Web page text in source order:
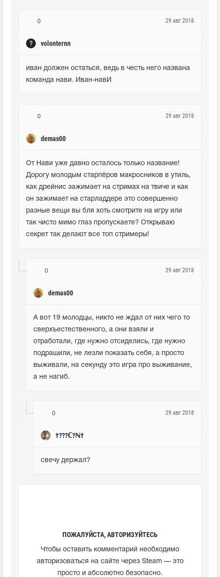
0
volonternn
29 авг 2018
иван должен остаться, ведь в честь него названа
команда нави. Иван-навИ
0
demas00
29 авг 2018
От Нави уже давно осталось только название!
Дорогу молодым старпёров макросников в утиль,
как дрейнис зажимает на стримах на твиче и как
он зажимает на старладдере это совершенно
разные вещи вы бля хоть смотрите на игру или
так чисто мимо глаз пропускаете? Открываю
секрет так делают все топ стримеры!
0
demas00
29 авг 2018
А вот 19 молодцы, никто не ждал от них чего то
сверхъестественного, а они взяли и
отработали, где нужно отсиделись, где нужно
подрашили, не лезли показать себя, а просто
выживали, на секунду это игра про выживание,
а не нагиб.
0
†???ℂ?ℕ†
29 авг 2018
свечу держал?
ПОЖАЛУЙСТА, АВТОРИЗУЙТЕСЬ
Чтобы оставить комментарий необходимо
авторизоваться на сайте через Steam — это
просто и абсолютно безопасно.